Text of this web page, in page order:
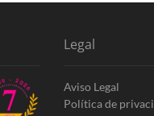
Legal
Aviso Legal
Política de